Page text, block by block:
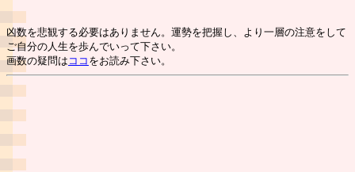
凶数を悲観する必要はありません。運勢を把握し、より一層の注意をして
ご自分の人生を歩んでいって下さい。
画数の疑問は ココ をお読み下さい。